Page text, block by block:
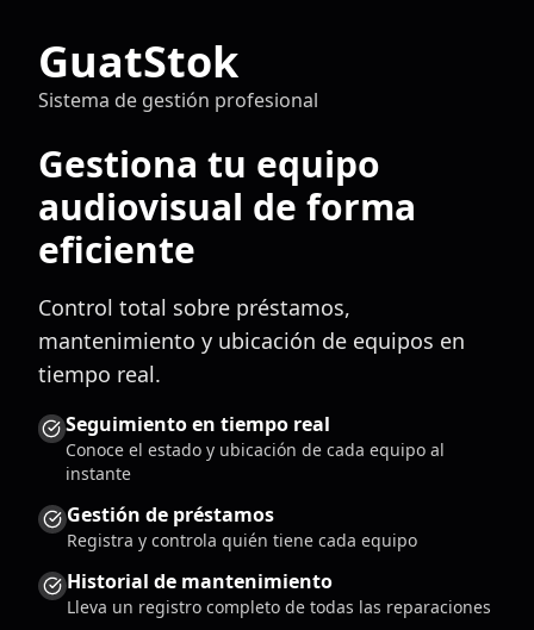
GuatStok
Sistema de gestión profesional
Gestiona tu equipo
audiovisual de forma
eficiente
Control total sobre préstamos,
mantenimiento y ubicación de equipos en
tiempo real.
Seguimiento en tiempo real
Conoce el estado y ubicación de cada equipo al
instante
Gestión de préstamos
Registra y controla quién tiene cada equipo
Historial de mantenimiento
Lleva un registro completo de todas las reparaciones